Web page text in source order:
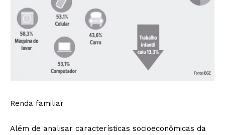
Renda familiar
Além de analisar características socioeconômicas da